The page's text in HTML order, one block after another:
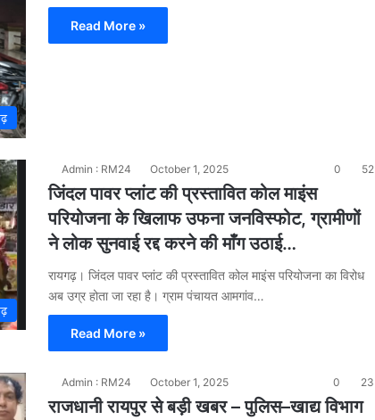
Read More »
Admin : RM24 October 1, 2025 0 52
जिंदल पावर प्लांट की प्रस्तावित कोल माइंस
परियोजना के खिलाफ उफना जनविस्फोट, ग्रामीणों
ने लोक सुनवाई रद्द करने की माँग उठाई…
रायगढ़। जिंदल पावर प्लांट की प्रस्तावित कोल माइंस परियोजना का विरोध
अब उग्र होता जा रहा है। ग्राम पंचायत आमगांव…
Read More »
Admin : RM24 October 1, 2025 0 23
राजधानी रायपुर से बड़ी खबर – पुलिस–खाद्य विभाग